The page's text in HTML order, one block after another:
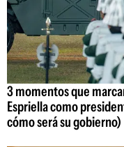
3 momentos que
Espriella como
cómo será su gobierno)